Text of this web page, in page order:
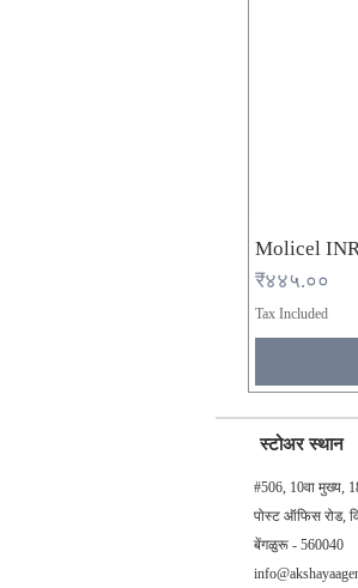
Molicel
Price
₹४४५.००
Tax Included
स्टोअर स्थान
#506, 10वा मुख्य,
पोस्ट ऑफिस रोड,
बेंगळुरू - 560040